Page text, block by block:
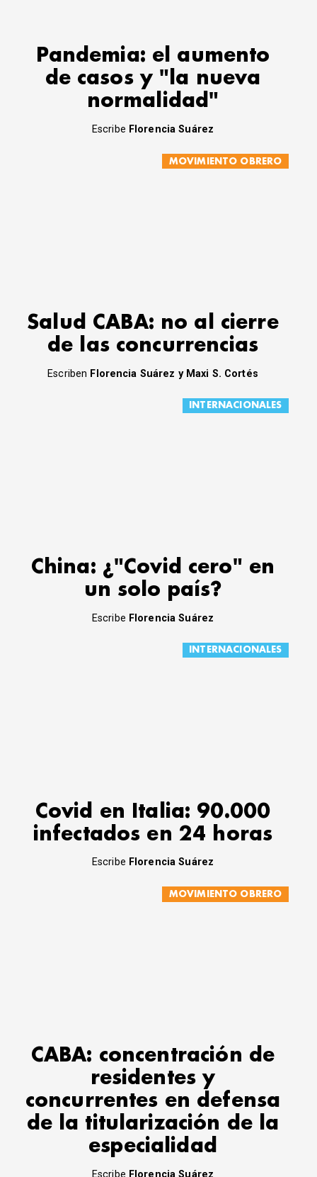
Pandemia: el aumento
de casos y "la nueva
normalidad"
Escribe Florencia Suárez
MOVIMIENTO OBRERO
Salud CABA: no al cierre
de las concurrencias
Escriben Florencia Suárez y Maxi S. Cortés
INTERNACIONALES
China: ¿"Covid cero" en
un solo país?
Escribe Florencia Suárez
INTERNACIONALES
Covid en Italia: 90.000
infectados en 24 horas
Escribe Florencia Suárez
MOVIMIENTO OBRERO
CABA: concentración de
residentes y
concurrentes en defensa
de la titularización de la
especialidad